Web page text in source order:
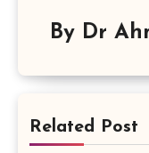
By Dr
Related Post